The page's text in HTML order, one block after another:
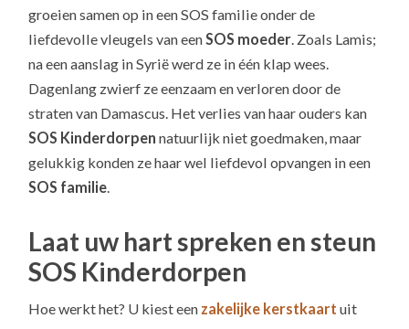
groeien samen op in een SOS familie onder de
liefdevolle vleugels van eenSOS moeder. Zoals Lamis;
na een aanslag in Syrië werd ze in één klap wees.
Dagenlang zwierf ze eenzaam en verloren door de
straten van Damascus. Het verlies van haar ouders kan
SOS Kinderdorpen natuurlijk niet goedmaken, maar
gelukkig konden ze haar wel liefdevol opvangen in een
SOS familie.
Laat uw hart spreken en steun
SOS Kinderdorpen
Hoe werkt het? U kiest een zakelijke kerstkaart uit